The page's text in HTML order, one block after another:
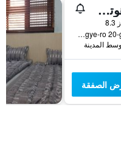
ذا كيوب هوتل - دار ضيافة
31, Toegye-ro 20-gil, Jung-gu, سيول, كوريا الجنوبية
الصفقة